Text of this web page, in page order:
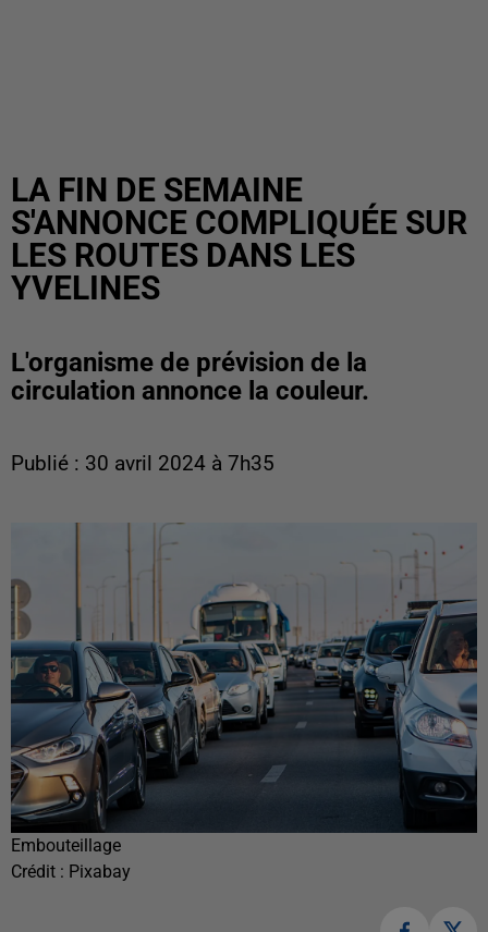
LA FIN DE SEMAINE
S'ANNONCE COMPLIQUÉE SUR
LES ROUTES DANS LES
YVELINES
L'organisme de prévision de la
circulation annonce la couleur.
Publié : 30 avril 2024 à 7h35
Embouteillage
Crédit : Pixabay